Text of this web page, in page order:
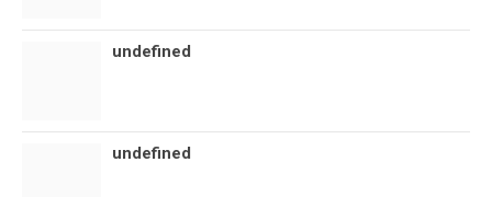
undefined
undefined